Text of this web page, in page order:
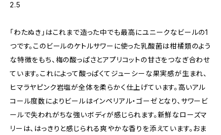
2.5
「わたぬき」はこれまで造った中でも最高にユニークなビールの1
つです。このビールのケトルサワーに使った乳酸菌は柑橘類のよう
な特徴をもち、梅の酸っぱさとアプリコットの甘さをつなぎ合わせ
ています。これによって酸っぱくてジューシーな果実感が生まれ、
ヒマラヤピンク岩塩が全体を柔らかく仕上げています。高いアル
コール度数によりビールはインペリアル・ゴーゼとなり、サワービ
ールで失われがちな強いボディが感じられます。新鮮なローズマ
リーは、はっきりと感じられる爽やかな香りを添えています。おま